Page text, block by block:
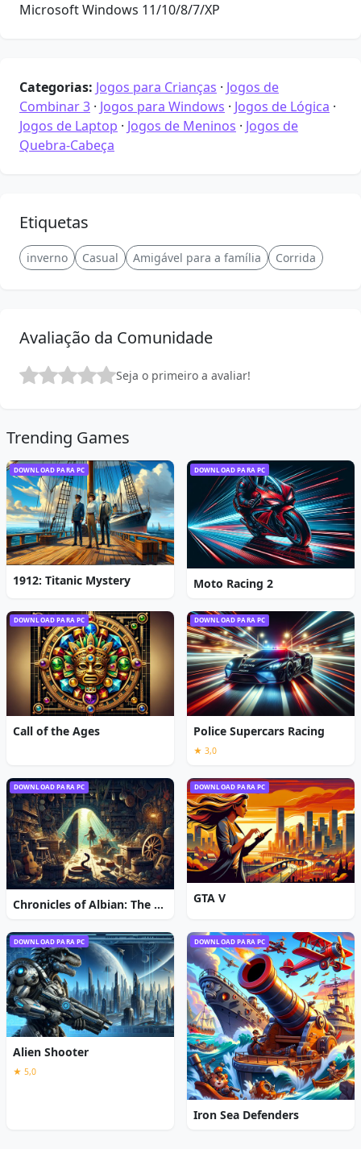
Microsoft Windows 11/10/8/7/XP
Categorias: Jogos para Crianças · Jogos de
Combinar 3 · Jogos para Windows · Jogos de Lógica ·
Jogos de Laptop · Jogos de Meninos · Jogos de
Quebra-Cabeça
Etiquetas
inverno Casual Amigável para a família Corrida
Avaliação da Comunidade
Seja o primeiro a avaliar!
Trending Games
DOWNLOAD PARA PC
1912: Titanic Mystery
DOWNLOAD PARA PC
Moto Racing 2
DOWNLOAD PARA PC
Call of the Ages
DOWNLOAD PARA PC
Police Supercars Racing
★ 3,0
DOWNLOAD PARA PC
Chronicles of Albian: The Magic Convention
DOWNLOAD PARA PC
GTA V
DOWNLOAD PARA PC
Alien Shooter
★ 5,0
DOWNLOAD PARA PC
Iron Sea Defenders